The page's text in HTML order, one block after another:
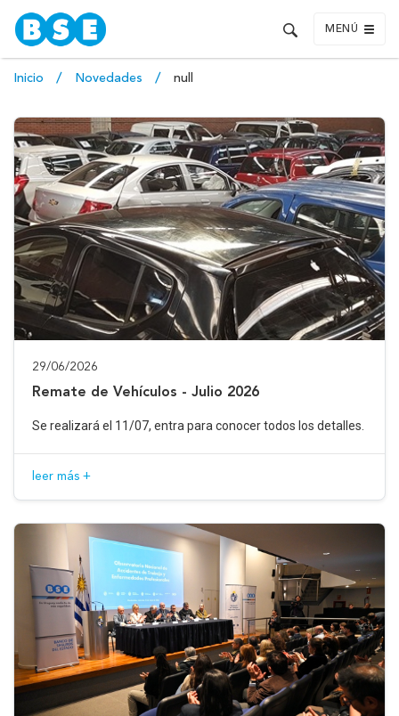
MENÚ
Inicio Novedades null
29/06/2026
Remate de Vehículos - Julio 2026
Se realizará el 11/07, entra para conocer todos los detalles.
leer más +